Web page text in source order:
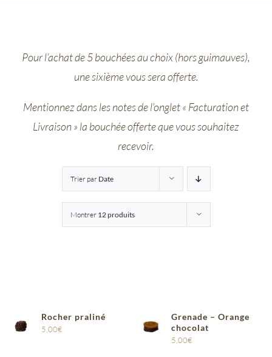
Saunion
Pour l’achat de 5 bouchées au choix (hors guimauves),
une sixième vous sera offerte.
Mentionnez dans les notes de l’onglet « Facturation et
Livraison » la bouchée offerte que vous souhaitez
recevoir.
Trier par Date
Montrer 12 produits
Rocher praliné
5,00€
Grenade – Orange
chocolat
5,00€